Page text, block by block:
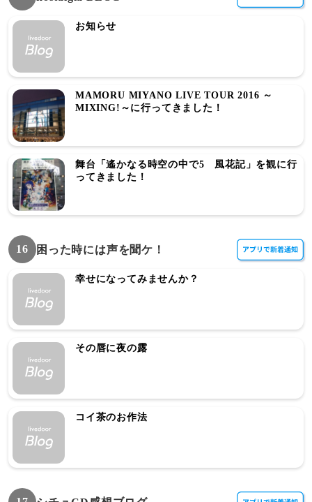
お知らせ
MAMORU MIYANO LIVE TOUR 2016 ～
MIXING!～に行ってきました！
舞台「遙かなる時空の中で5 風花記」を観に行
ってきました！
16 困った時には声を聞ケ！
幸せになってみませんか？
その唇に夜の露
コイ茶のお作法